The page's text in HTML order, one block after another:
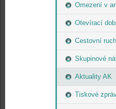
Omezení v
Otevírací
Cestovní
Skupinové
Aktuality AK
Tiskové